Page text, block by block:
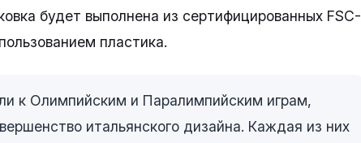
будет выполнена из сертифицированных FSC-
пластика.
к Олимпийским и Паралимпийским играм,
итальянского дизайна. Каждая из них